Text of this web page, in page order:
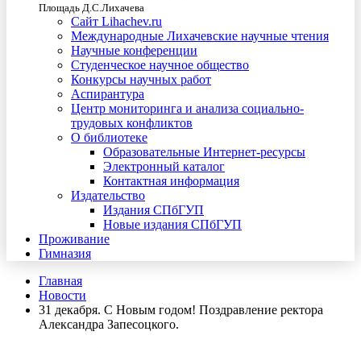
Площадь Д.С.Лихачева
Сайт Lihachev.ru
Международные Лихачевские научные чтения
Научные конференции
Студенческое научное общество
Конкурсы научных работ
Аспирантура
Центр мониторинга и анализа социально-
трудовых конфликтов
О библиотеке
Образовательные Интернет-ресурсы
Электронный каталог
Контактная информация
Издательство
Издания СПбГУП
Новые издания СПбГУП
Проживание
Гимназия
Главная
Новости
31 декабря. С Новым годом! Поздравление ректора
Александра Запесоцкого.